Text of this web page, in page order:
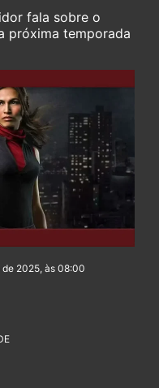
fala sobre o
próxima temporada
2025, às 08:00